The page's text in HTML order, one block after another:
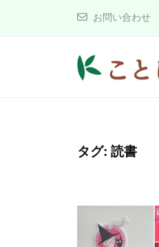
お問い合わせ
の
タグ: 読書
と
森